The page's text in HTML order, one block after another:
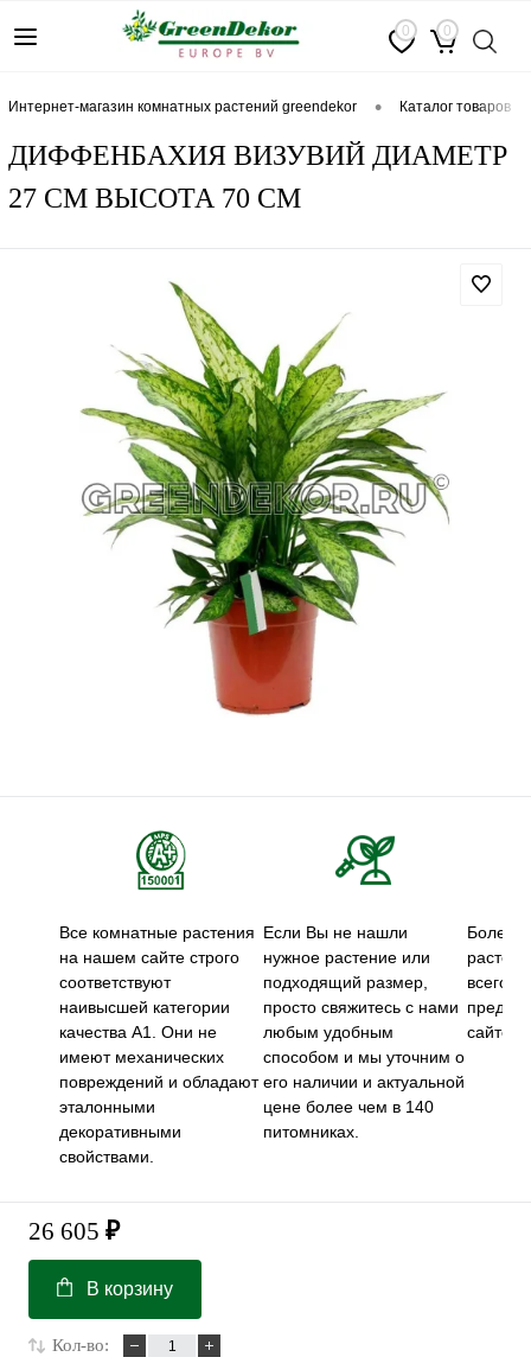
0 0
интернет-магазин комнатных растений greendekor • каталог товаров
ДИФФЕНБАХИЯ ВИЗУВИЙ ДИАМЕТР
27 СМ ВЫСОТА 70 СМ
Все комнатные растения
на нашем сайте строго
соответствуют
наивысшей категории
качества А1. Они не
имеют механических
повреждений и обладают
эталонными
декоративными
свойствами.
Если Вы не нашли
нужное растение или
подходящий размер,
просто свяжитесь с нами
любым удобным
способом и мы уточним о
его наличии и актуальной
цене более чем в 140
питомниках.
Более
всего
сайте.
26 605 ₽
В корзину
Кол-во: